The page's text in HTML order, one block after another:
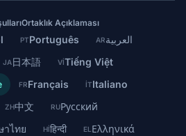
Ortaklık Açıklaması
PTPortuguês ARالعربية
JA日本語 VITiếng Việt
FRFrançais ITItaliano
ZH中文 RUРусский
าไทย HIहिन्दी EL Ελληνικά